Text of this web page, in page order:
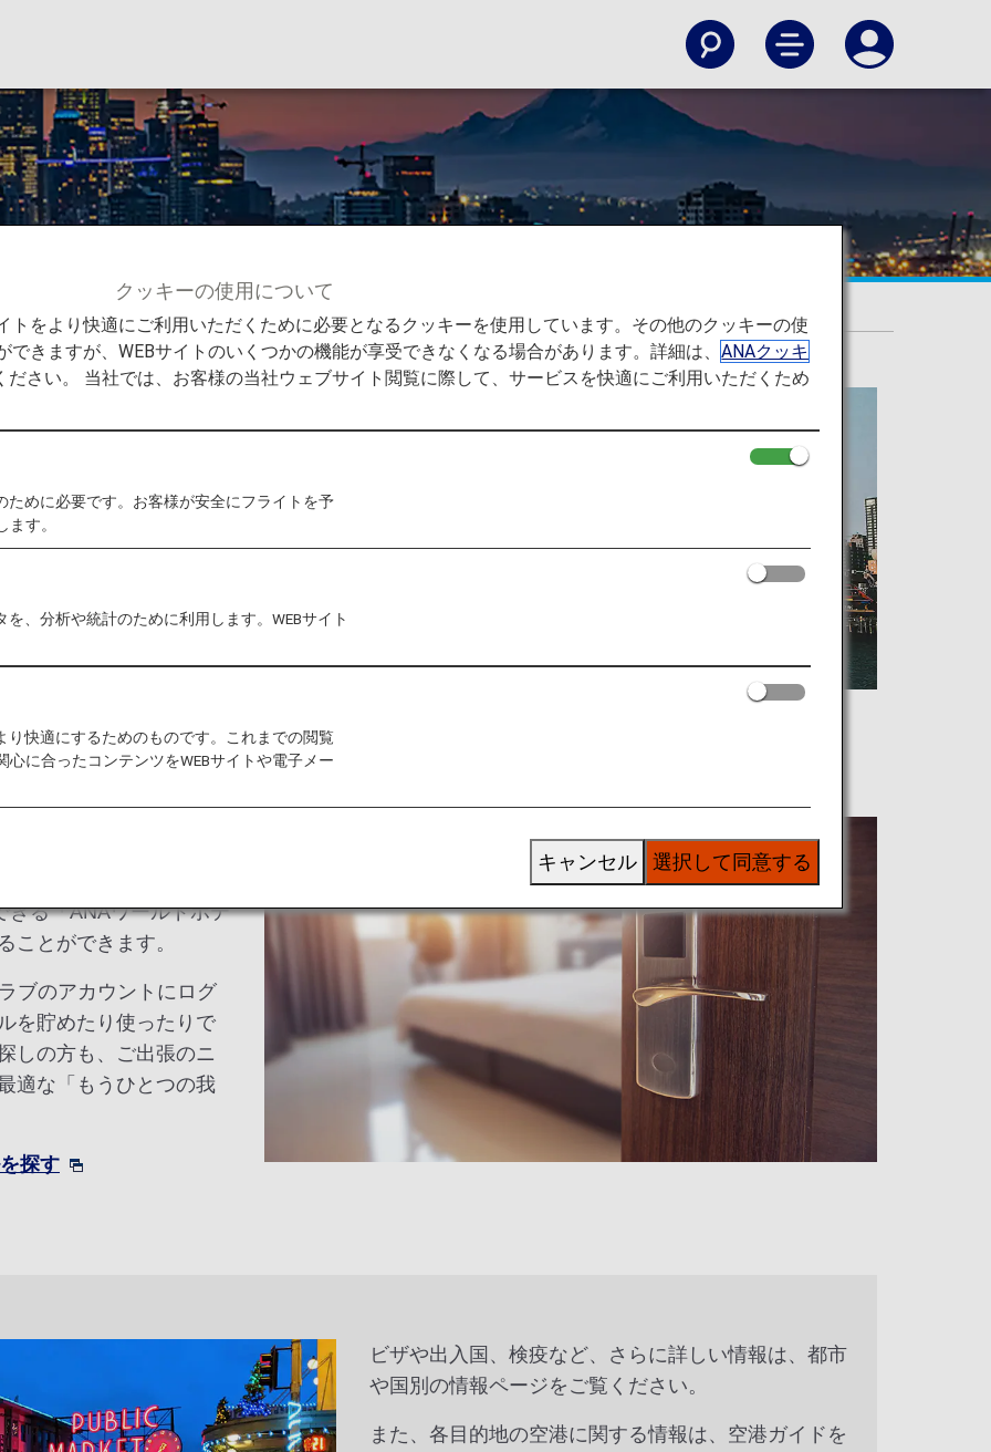
トル
、流行のインディーズ
も美しい景観を背景
です。
きる「ANAワールドホテ
ことができます。
ブのアカウントにログ
を貯めたり使ったりで
しの方も、ご出張のニ
適な「もうひとつの我
探す
ビザや出入国、検疫など、さらに詳しい情報は、都市
や国別の情報ページをご覧ください。
また、各目的地の空港に関する情報は、空港ガイドを
クッキーの使用について
トをより快適にご利用いただくために必要となるクッキーを使用しています。その他のクッキーの使
きますが、WEBサイトのいくつかの機能が享受できなくなる場合があります。詳細は、ANAクッキ
ださい。 当社では、お客様の当社ウェブサイト閲覧に際して、サービスを快適にご利用いただくため
ために必要です。お客様が安全にフライトを予
す。
、分析や統計のために利用します。WEBサイト
り快適にするためのものです。これまでの閲覧
に合ったコンテンツをWEBサイトや電子メー
選択して同意する
キャンセル